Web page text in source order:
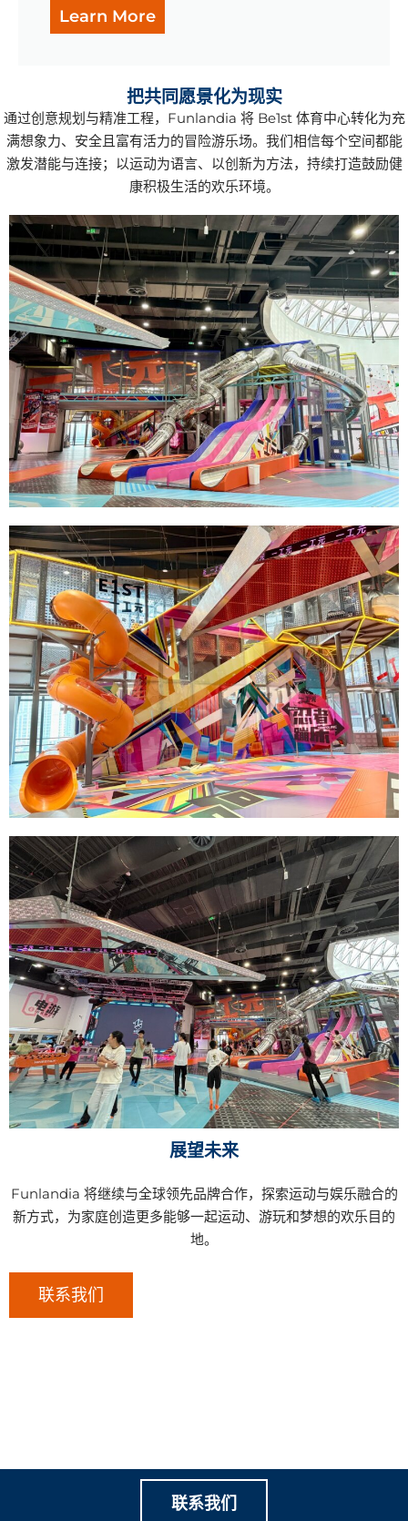
Learn More
把共同愿景化为现实
通过创意规划与精准工程，Funlandia 将 Be1st 体育中心转化为充
满想象力、安全且富有活力的冒险游乐场。我们相信每个空间都能
激发潜能与连接；以运动为语言、以创新为方法，持续打造鼓励健
康积极生活的欢乐环境。
展望未来
Funlandia 将继续与全球领先品牌合作，探索运动与娱乐融合的
新方式，为家庭创造更多能够一起运动、游玩和梦想的欢乐目的
地。
联系我们
联系我们